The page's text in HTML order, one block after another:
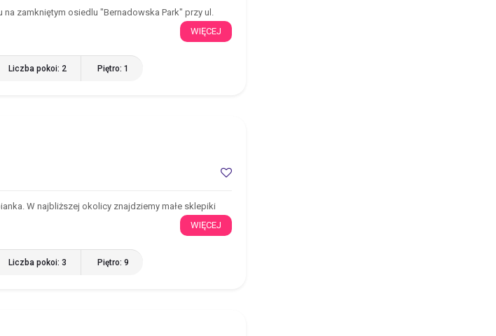
zamkniętym osiedlu "Bernadowska Park" przy ul.
WIĘCEJ
Liczba pokoi: 2 Piętro: 1
W najbliższej okolicy znajdziemy małe sklepiki
WIĘCEJ
Liczba pokoi: 3 Piętro: 9